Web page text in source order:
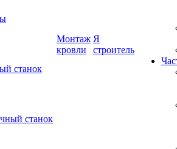
станок
станок
Монтаж
Я